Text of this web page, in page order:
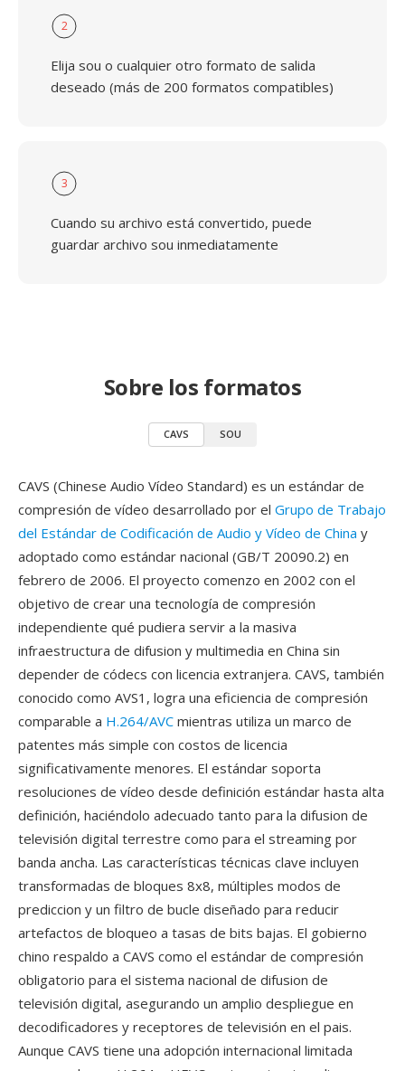
2
Elija sou o cualquier otro formato de salida
deseado (más de 200 formatos compatibles)
3
Cuando su archivo está convertido, puede
guardar archivo sou inmediatamente
Sobre los formatos
CAVS SOU
CAVS (Chinese Audio Vídeo Standard) es un estándar de
compresión de vídeo desarrollado por el Grupo de Trabajo
del Estándar de Codificación de Audio y Vídeo de China y
adoptado como estándar nacional (GB/T 20090.2) en
febrero de 2006. El proyecto comenzo en 2002 con el
objetivo de crear una tecnología de compresión
independiente qué pudiera servir a la masiva
infraestructura de difusion y multimedia en China sin
depender de códecs con licencia extranjera. CAVS, también
conocido como AVS1, logra una eficiencia de compresión
comparable a H.264/AVC mientras utiliza un marco de
patentes más simple con costos de licencia
significativamente menores. El estándar soporta
resoluciones de vídeo desde definición estándar hasta alta
definición, haciéndolo adecuado tanto para la difusion de
televisión digital terrestre como para el streaming por
banda ancha. Las características técnicas clave incluyen
transformadas de bloques 8x8, múltiples modos de
prediccion y un filtro de bucle diseñado para reducir
artefactos de bloqueo a tasas de bits bajas. El gobierno
chino respaldo a CAVS como el estándar de compresión
obligatorio para el sistema nacional de difusion de
televisión digital, asegurando un amplio despliegue en
decodificadores y receptores de televisión en el pais.
Aunque CAVS tiene una adopción internacional limitada